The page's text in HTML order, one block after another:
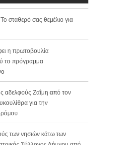
σταθερό σας θεμέλιο για
η πρωτοβουλία
το πρόγραμμα
αδελφούς Ζαΐμη από τον
για την
των νησιών κάτω των